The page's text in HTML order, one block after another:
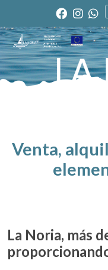
Venta,
La Noria, más